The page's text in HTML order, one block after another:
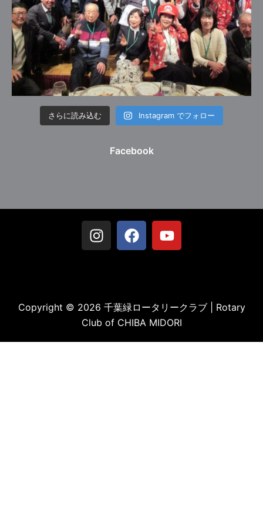
さらに読み込む Instagram でフォロー
Facebook
Copyright © 2026 千葉緑ロータリークラブ | Rotary
Club of CHIBA MIDORI